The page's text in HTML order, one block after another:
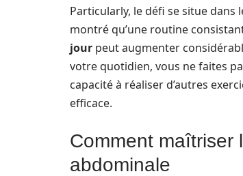
Particularly, le défi se situe
montré qu’une routine
jour peut augmenter
votre quotidien, vous ne faites
capacité à réaliser d’autres
efficace.
Comment maîtriser
abdominale